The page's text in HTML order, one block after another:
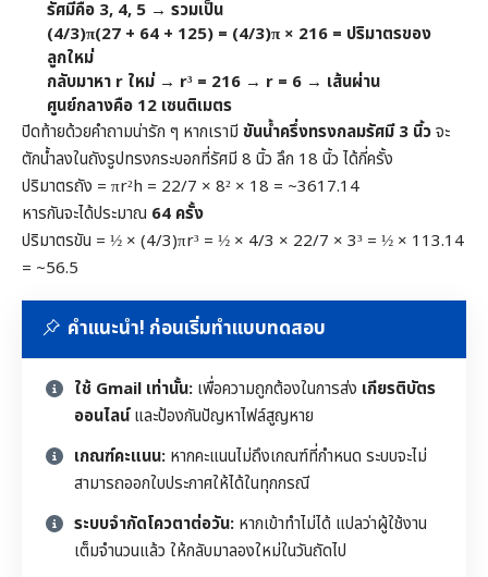
รัศมีคือ 3, 4, 5 → รวมเป็น
(4/3)π(27 + 64 + 125) = (4/3)π × 216 = ปริมาตรของ
ลูกใหม่
กลับมาหา r ใหม่ → r³ = 216 → r = 6 → เส้นผ่าน
ศูนย์กลางคือ 12 เซนติเมตร
ปิดท้ายด้วยคำถามน่ารัก ๆ หากเรามี ขันน้ำครึ่งทรงกลมรัศมี 3 นิ้วจะ
ตักน้ำลงในถังรูปทรงกระบอกที่รัศมี 8 นิ้ว ลึก 18 นิ้ว ได้กี่ครั้ง
ปริมาตรถัง = πr²h = 22/7 × 8² × 18 = ~3617.14
หารกันจะได้ประมาณ 64 ครั้ง
ปริมาตรขัน = ½ × (4/3)πr³ = ½ × 4/3 × 22/7 × 3³ = ½ × 113.14
= ~56.5
คำแนะนำ! ก่อนเริ่มทำแบบทดสอบ
ใช้ Gmail เท่านั้น: เพื่อความถูกต้องในการส่ง เกียรติบัตร
ออนไลน์และป้องกันปัญหาไฟล์สูญหาย
เกณฑ์คะแนน: หากคะแนนไม่ถึงเกณฑ์ที่กำหนด ระบบจะไม่
สามารถออกใบประกาศให้ได้ในทุกกรณี
ระบบจำกัดโควตาต่อวัน: หากเข้าทำไม่ได้ แปลว่าผู้ใช้งาน
เต็มจำนวนแล้ว ให้กลับมาลองใหม่ในวันถัดไป